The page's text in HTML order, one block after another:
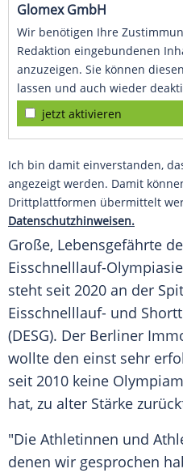
Glomex GmbH
Wir benötigen Ihre
Redaktion eingebundenen
anzuzeigen. Sie können
lassen und auch wieder
jetzt aktivieren
Ich bin damit einverstanden,
angezeigt werden. Damit
Drittplattformen übermittelt
Datenschutzhinweisen.
Große, Lebensgefährte
Eisschnelllauf-
steht seit 2020 an der
Eisschnelllauf- und
(DESG). Der Berliner
wollte den einst sehr
seit 2010 keine
hat, zu alter Stärke
"Die Athletinnen und
denen wir gesprochen